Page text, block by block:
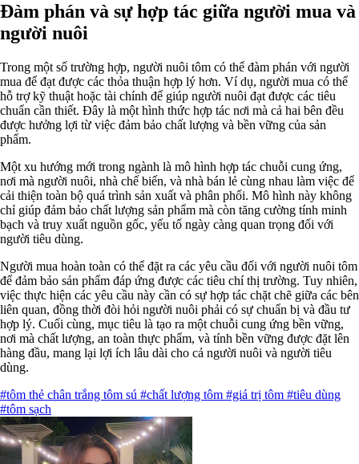
Đàm phán và sự hợp tác giữa người mua và
người nuôi
Trong một số trường hợp, người nuôi tôm có thể đàm phán với người
mua để đạt được các thỏa thuận hợp lý hơn. Ví dụ, người mua có thể
hỗ trợ kỹ thuật hoặc tài chính để giúp người nuôi đạt được các tiêu
chuẩn cần thiết. Đây là một hình thức hợp tác nơi mà cả hai bên đều
được hưởng lợi từ việc đảm bảo chất lượng và bền vững của sản
phẩm.
Một xu hướng mới trong ngành là mô hình hợp tác chuỗi cung ứng,
nơi mà người nuôi, nhà chế biến, và nhà bán lẻ cùng nhau làm việc để
cải thiện toàn bộ quá trình sản xuất và phân phối. Mô hình này không
chỉ giúp đảm bảo chất lượng sản phẩm mà còn tăng cường tính minh
bạch và truy xuất nguồn gốc, yếu tố ngày càng quan trọng đối với
người tiêu dùng.
Người mua hoàn toàn có thể đặt ra các yêu cầu đối với người nuôi tôm
để đảm bảo sản phẩm đáp ứng được các tiêu chí thị trường. Tuy nhiên,
việc thực hiện các yêu cầu này cần có sự hợp tác chặt chẽ giữa các bên
liên quan, đồng thời đòi hỏi người nuôi phải có sự chuẩn bị và đầu tư
hợp lý. Cuối cùng, mục tiêu là tạo ra một chuỗi cung ứng bền vững,
nơi mà chất lượng, an toàn thực phẩm, và tính bền vững được đặt lên
hàng đầu, mang lại lợi ích lâu dài cho cả người nuôi và người tiêu
dùng.
#tôm thẻ chân trắng tôm sú #chất lượng tôm #giá trị tôm #tiêu dùng
#tôm sạch